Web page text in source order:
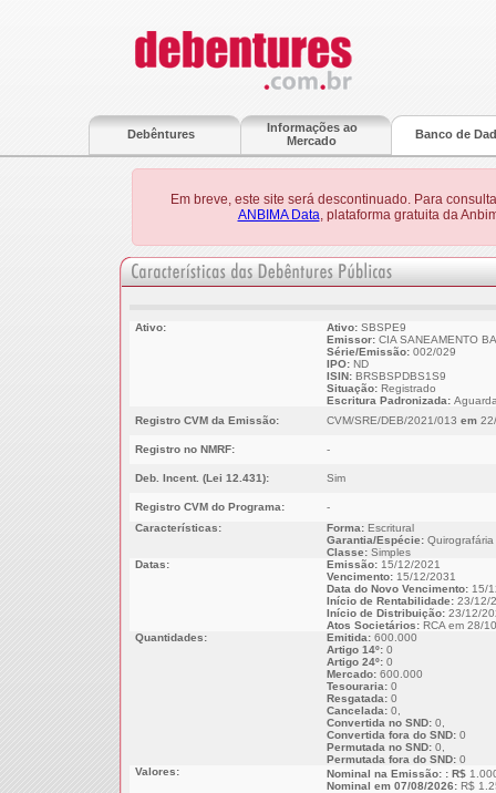
Debêntures
Informações ao
Mercado
Banco de
Em breve, este site será descontinuado. Para
ANBIMA Data, plataforma gratuita da
Ativo: Ativo:SBSPE9
Emissor:CIA SANEAMENTO
Série/Emissão:002/029
IPO: ND
ISIN:BRSBSPDBS1S9
Situação:Registrado
Escritura Padronizada:
Registro CVM da Emissão:
CVM/SRE/DEB/2021/013 em22/
Registro no NMRF: -
Deb. Incent. (Lei 12.431): Sim
Registro CVM do Programa:
-
Características:
Forma:Escritural
Garantia/Espécie:Quirografária
Classe:Simples
Datas:
Emissão:15/12/2021
Vencimento: 15/12/2031
Data do Novo Vencimento:15/
Início de Rentabilidade:23/12/
Início de Distribuição:23/12/
Atos Societários:RCA em 28/
Quantidades:
Emitida:600.000
Artigo 14º:0
Artigo 24º:0
Mercado:600.000
Tesouraria:0
Resgatada:0
Cancelada:0,
Convertida no SND:0,
Convertida fora do SND:0
Permutada no SND:0,
Permutada fora do SND:0
Valores:
Nominal na Emissão: : R$
Nominal em 07/08/2026:R$